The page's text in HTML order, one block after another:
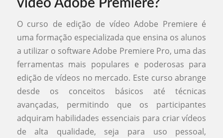
vídeo Adobe Premiere?
O curso de edição de vídeo Adobe Premiere é
uma formação especializada que ensina os alunos
a utilizar o software Adobe Premiere Pro, uma das
ferramentas mais populares e poderosas para
edição de vídeos no mercado. Este curso abrange
desde os conceitos básicos até técnicas
avançadas, permitindo que os participantes
adquiram habilidades essenciais para criar vídeos
de alta qualidade, seja para uso pessoal,